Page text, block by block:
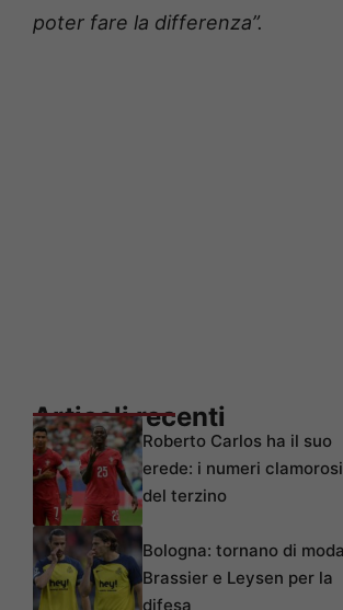
poter fare la differenza”.
Articoli recenti
Roberto Carlos ha il suo
erede: i numeri clamorosi
del terzino
Bologna: tornano di moda
Brassier e Leysen per la
difesa